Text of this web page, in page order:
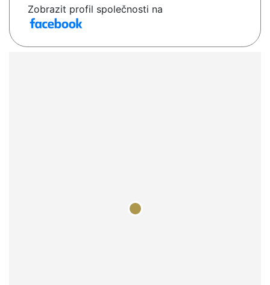
Zobrazit profil společnosti na